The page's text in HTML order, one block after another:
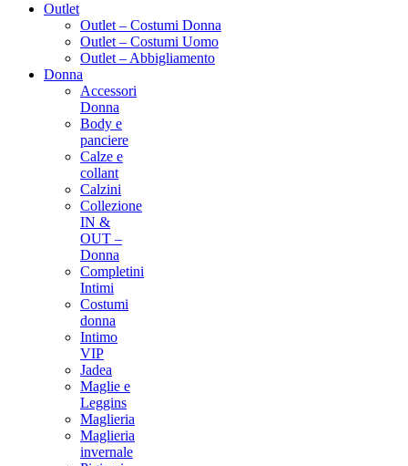
Outlet
Outlet – Costumi Donna
Outlet – Costumi Uomo
Outlet – Abbigliamento
Donna
Accessori
Donna
Body e
panciere
Calze e
collant
Calzini
Collezione
IN &
OUT –
Donna
Completini
Intimi
Costumi
donna
Intimo
VIP
Jadea
Maglie e
Leggins
Maglieria
Maglieria
invernale